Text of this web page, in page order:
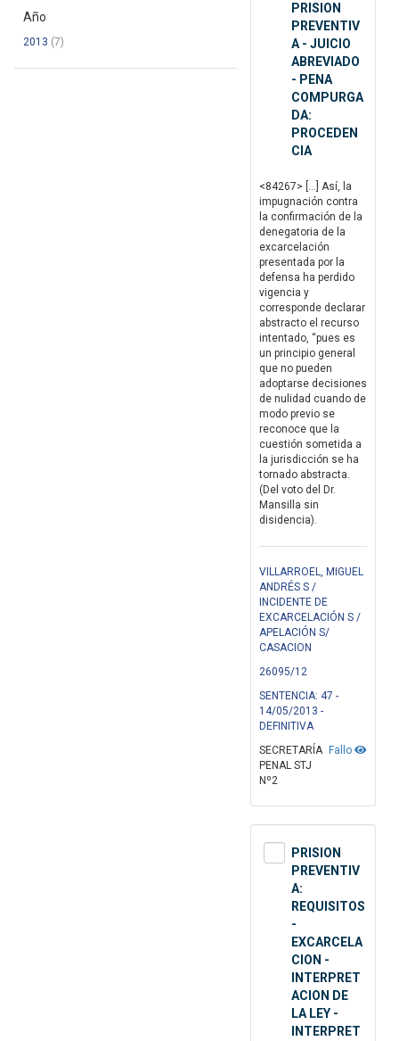
Año
2013 (7)
PRISION
PREVENTIV
A - JUICIO
ABREVIADO
- PENA
COMPURGA
DA:
PROCEDEN
CIA
<84267> […] Así, la
impugnación contra
la confirmación de la
denegatoria de la
excarcelación
presentada por la
defensa ha perdido
vigencia y
corresponde declarar
abstracto el recurso
intentado, “pues es
un principio general
que no pueden
adoptarse decisiones
de nulidad cuando de
modo previo se
reconoce que la
cuestión sometida a
la jurisdicción se ha
tornado abstracta.
(Del voto del Dr.
Mansilla sin
disidencia).
VILLARROEL, MIGUEL
ANDRÉS S /
INCIDENTE DE
EXCARCELACIÓN S /
APELACIÓN S/
CASACION
26095/12
SENTENCIA: 47 -
14/05/2013 -
DEFINITIVA
Fallo
SECRETARÍA
PENAL STJ
Nº2
PRISION
PREVENTIV
A:
REQUISITOS
-
EXCARCELA
CION -
INTERPRET
ACION DE
LA LEY -
INTERPRET